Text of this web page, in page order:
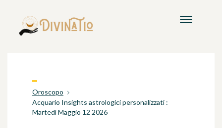
Oroscopo
Acquario Insights astrologici personalizzati :
Martedì Maggio 12 2026